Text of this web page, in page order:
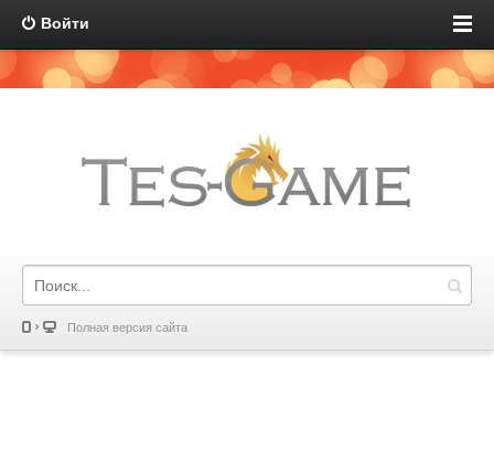
Войти
Полная версия сайта